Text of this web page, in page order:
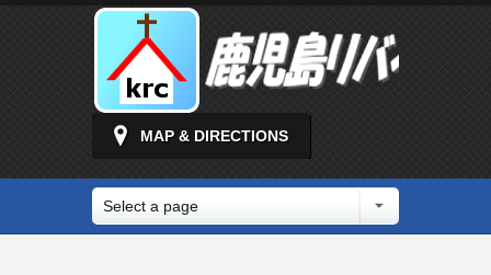
MAP & DIRECTIONS
Select a page